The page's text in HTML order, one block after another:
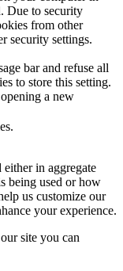
Due to security
from other
security settings.
bar and refuse all
to store this setting.
a new
in aggregate
being used or how
us customize our
your experience.
site you can